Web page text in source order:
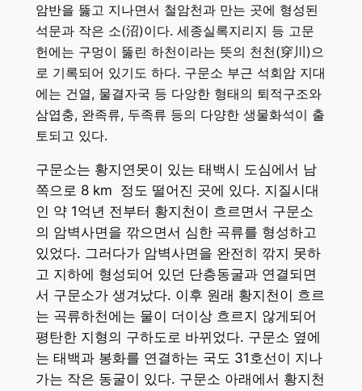
암반을 뚫고 지나면서 철암천과 만는 곳에 형성된
석문과 작은 소(沼)이다. 세종실록지리지 등 고문
헌에는 구멍이 뚫린 하천이라는 뜻의 천천(穿川)으
로 기록되어 있기도 하다. 구문소 부근 석회암 지대
에는 건열, 물결자국 등 다앙한 형태의 퇴적구조와
삼엽충, 완족류, 두족류 등의 다양한 생물화석이 출
토되고 있다.
구문소는 황지연못이 있는 태백시 도심에서 남
쪽으로 8 km 정도 떨어진 곳에 있다. 지질시대
인 약 1억년 전부터 황지천이 흐르면서 구문소
의 암벽사면을 깎으면서 심한 곡류를 형성하고
있었다. 그러다가 암벽사면을 완전히 깎지 못하
고 지하에 형성되어 있던 단층동굴과 연결되면
서 구문소가 생겨났다. 이후 원래 황지천이 흐르
는 곡류하천에는 물이 더이상 흐르지 않게되어
평탄한 지형의 구하도로 바뀌었다. 구문소 옆에
는 태백과 봉화를 연결하는 국도 31호선이 지나
가는 작은 동굴이 있다. 구문소 아래에서 황지천